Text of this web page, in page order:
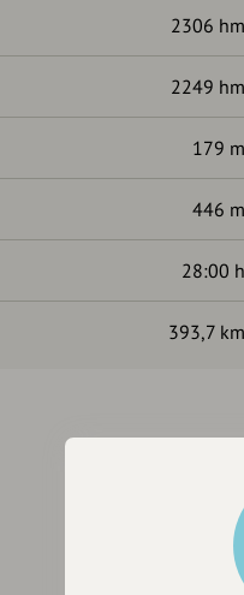
2306 hm
2249 hm
179 m
446 m
28:00 h
393,7 km